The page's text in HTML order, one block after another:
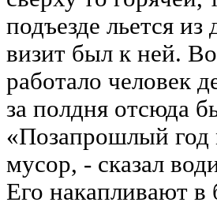
подъезде льется
визит был к ней.
работало человек
за полдня отсюда
«Позапрошлый год
мусор, - сказал
Его накапливают